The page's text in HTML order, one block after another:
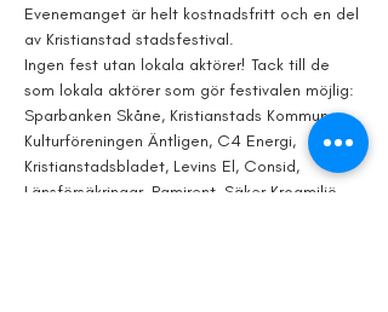
Evenemanget är helt kostnadsfritt och en del
av Kristianstad stadsfestival.
Ingen fest utan lokala aktörer! Tack till de
som lokala aktörer som gör festivalen möjlig:
Sparbanken Skåne, Kristianstads Kommun,
Kulturföreningen Äntligen, C4 Energi,
Kristianstadsbladet, Levins El, Consid,
Länsförsäkringar, Ramirent, Säker Krogmiljö,